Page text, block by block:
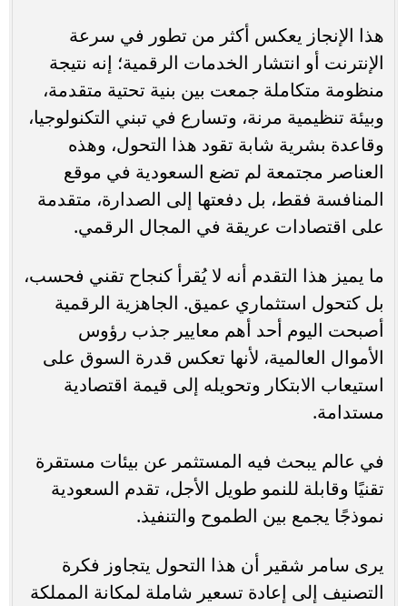
هذا الإنجاز يعكس أكثر من تطور في سرعة
الإنترنت أو انتشار الخدمات الرقمية؛ إنه نتيجة
منظومة متكاملة جمعت بين بنية تحتية متقدمة،
وبيئة تنظيمية مرنة، وتسارع في تبني التكنولوجيا،
وقاعدة بشرية شابة تقود هذا التحول، وهذه
العناصر مجتمعة لم تضع السعودية في موقع
المنافسة فقط، بل دفعتها إلى الصدارة، متقدمة
على اقتصادات عريقة في المجال الرقمي.
ما يميز هذا التقدم أنه لا يُقرأ كنجاح تقني فحسب،
بل كتحول استثماري عميق. الجاهزية الرقمية
أصبحت اليوم أحد أهم معايير جذب رؤوس
الأموال العالمية، لأنها تعكس قدرة السوق على
استيعاب الابتكار وتحويله إلى قيمة اقتصادية
مستدامة.
في عالم يبحث فيه المستثمر عن بيئات مستقرة
تقنيًا وقابلة للنمو طويل الأجل، تقدم السعودية
نموذجًا يجمع بين الطموح والتنفيذ.
يرى سامر شقير أن هذا التحول يتجاوز فكرة
التصنيف إلى إعادة تسعير شاملة لمكانة المملكة